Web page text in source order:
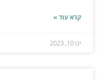
קרא עוד »
ינו 10, 2023